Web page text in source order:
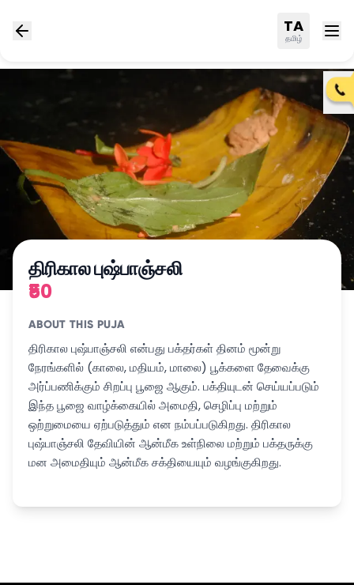
TA
தமிழ்
திரிகால புஷ்பாஞ்சலி
₹50
ABOUT THIS PUJA
திரிகால புஷ்பாஞ்சலி என்பது பக்தர்கள் தினம் மூன்று
நேரங்களில் (காலை, மதியம், மாலை) பூக்களை தேவைக்கு
அர்ப்பணிக்கும் சிறப்பு பூஜை ஆகும். பக்தியுடன் செய்யப்படும்
இந்த பூஜை வாழ்க்கையில் அமைதி, செழிப்பு மற்றும்
ஒற்றுமையை ஏற்படுத்தும் என நம்பப்படுகிறது. திரிகால
புஷ்பாஞ்சலி தேவியின் ஆன்மீக உள்நிலை மற்றும் பக்தருக்கு
மன அமைதியும் ஆன்மீக சக்தியையும் வழங்குகிறது.